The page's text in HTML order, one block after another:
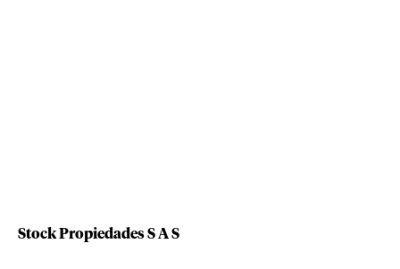
Stock Propiedades S A S